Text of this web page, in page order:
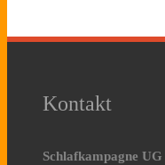
Kontakt
Schlafkampagne UG